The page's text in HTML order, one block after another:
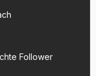
Follower